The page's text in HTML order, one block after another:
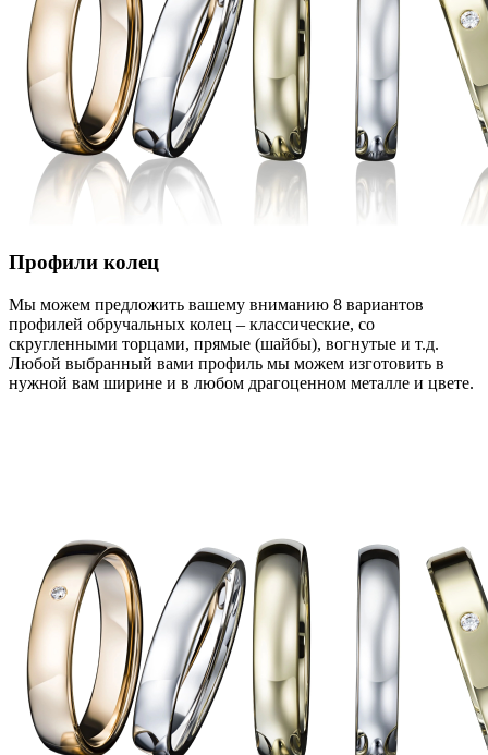
Профили колец
Мы можем предложить вашему вниманию 8 вариантов
профилей обручальных колец – классические, со
скругленными торцами, прямые (шайбы), вогнутые и т.д.
Любой выбранный вами профиль мы можем изготовить в
нужной вам ширине и в любом драгоценном металле и цвете.